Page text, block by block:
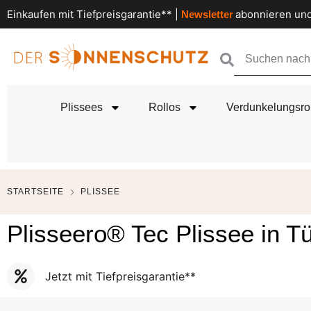
Einkaufen mit Tiefpreisgarantie** | Newsletterabonnieren
Plissees Rollos
STARTSEITE PLISSEE
Plisseero® Tec Plissee in
Jetzt mit Tiefpreisgarantie**